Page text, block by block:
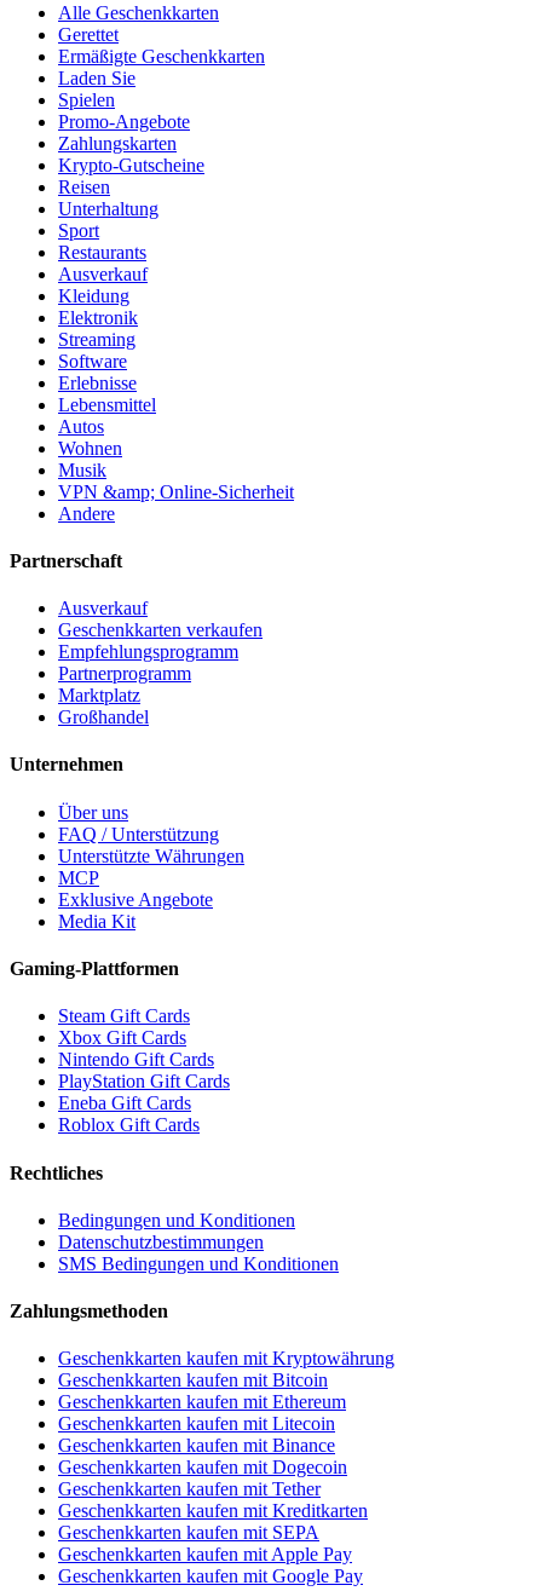
Alle Geschenkkarten
Gerettet
Ermäßigte Geschenkkarten
Laden Sie
Spielen
Promo-Angebote
Zahlungskarten
Krypto-Gutscheine
Reisen
Unterhaltung
Sport
Restaurants
Ausverkauf
Kleidung
Elektronik
Streaming
Software
Erlebnisse
Lebensmittel
Autos
Wohnen
Musik
VPN &amp; Online-Sicherheit
Andere
Partnerschaft
Ausverkauf
Geschenkkarten verkaufen
Empfehlungsprogramm
Partnerprogramm
Marktplatz
Großhandel
Unternehmen
Über uns
FAQ / Unterstützung
Unterstützte Währungen
MCP
Exklusive Angebote
Media Kit
Gaming-Plattformen
Steam Gift Cards
Xbox Gift Cards
Nintendo Gift Cards
PlayStation Gift Cards
Eneba Gift Cards
Roblox Gift Cards
Rechtliches
Bedingungen und Konditionen
Datenschutzbestimmungen
SMS Bedingungen und Konditionen
Zahlungsmethoden
Geschenkkarten kaufen mit Kryptowährung
Geschenkkarten kaufen mit Bitcoin
Geschenkkarten kaufen mit Ethereum
Geschenkkarten kaufen mit Litecoin
Geschenkkarten kaufen mit Binance
Geschenkkarten kaufen mit Dogecoin
Geschenkkarten kaufen mit Tether
Geschenkkarten kaufen mit Kreditkarten
Geschenkkarten kaufen mit SEPA
Geschenkkarten kaufen mit Apple Pay
Geschenkkarten kaufen mit Google Pay